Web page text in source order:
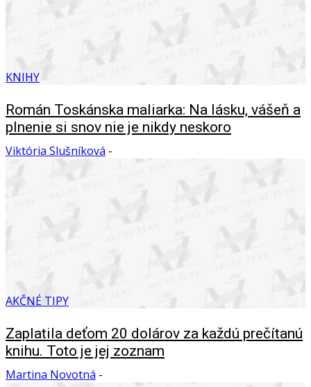
KNIHY
Román Toskánska maliarka: Na lásku, vášeň a
plnenie si snov nie je nikdy neskoro
Viktória Slušníková -
AKČNÉ TIPY
Zaplatila deťom 20 dolárov za každú prečítanú
knihu. Toto je jej zoznam
Martina Novotná -